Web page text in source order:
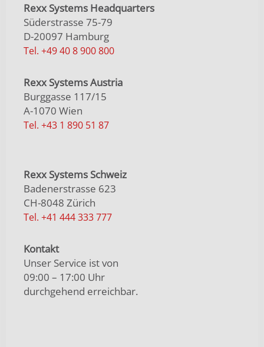
Rexx Systems Headquarters
Süderstrasse 75-79
D-20097 Hamburg
Tel. +49 40 8 900 800
Rexx Systems Austria
Burggasse 117/15
A-1070 Wien
Tel. +43 1 890 51 87
Rexx Systems Schweiz
Badenerstrasse 623
CH-8048 Zürich
Tel. +41 444 333 777
Kontakt
Unser Service ist von
09:00 – 17:00 Uhr
durchgehend erreichbar.